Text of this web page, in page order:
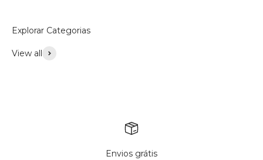
Explorar Categorias
View all
Envios grátis